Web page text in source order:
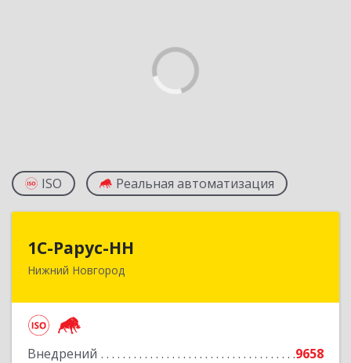
ISO Реальная автоматизация
1С-Рарус-НН
Нижний Новгород
Внедрений
9658
603093, Нижегородская обл, г.о. город Нижний
Подробнее